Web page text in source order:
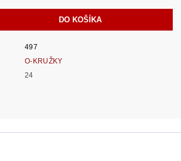
497
O-KRUŽKY
24